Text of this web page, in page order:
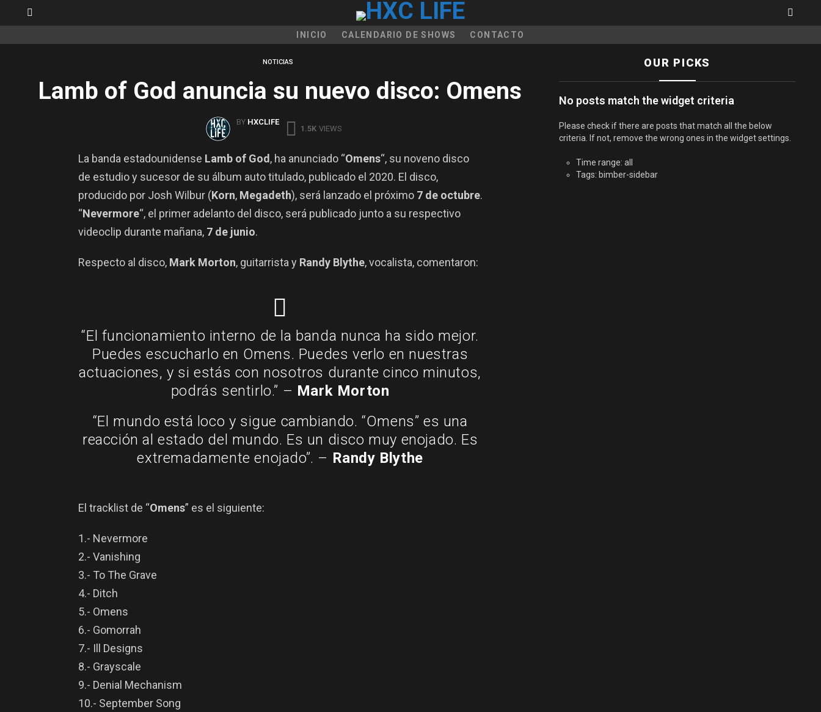
INICIO CALENDARIO DE SHOWS CONTACTO
NOTICIAS
Lamb of God anuncia su nuevo disco: Omens
BY HXCLIFE
1.5K VIEWS
La banda estadounidense Lamb of God , ha anunciado “Omens“, su noveno disco
de estudio y sucesor de su álbum auto titulado, publicado el 2020. El disco,
producido por Josh Wilbur (Korn, Megadeth), será lanzado el próximo 7 de octubre.
“Nevermore“, el primer adelanto del disco, será publicado junto a su respectivo
videoclip durante mañana, 7 de junio.
Respecto al disco, Mark Morton, guitarrista y Randy Blythe, vocalista, comentaron:
“El funcionamiento interno de la banda nunca ha sido mejor.
Puedes escucharlo en Omens. Puedes verlo en nuestras
actuaciones, y si estás con nosotros durante cinco minutos,
podrás sentirlo.” – Mark Morton
“El mundo está loco y sigue cambiando. “Omens” es una
reacción al estado del mundo. Es un disco muy enojado. Es
extremadamente enojado”. – Randy Blythe
El tracklist de “Omens” es el siguiente:
1.- Nevermore
2.- Vanishing
3.- To The Grave
4.- Ditch
5.- Omens
6.- Gomorrah
7.- Ill Designs
8.- Grayscale
9.- Denial Mechanism
10.- September Song
OUR PICKS
No posts match the widget criteria
Please check if there are posts that match all the below
criteria. If not, remove the wrong ones in the widget settings.
Time range: all
Tags: bimber-sidebar